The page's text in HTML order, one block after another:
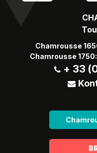
Chamrousse
Chamrousse
+ 33